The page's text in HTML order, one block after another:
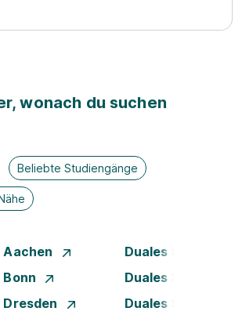
wonach du suchen
Beliebte Studiengänge
Aachen
Duales Studium
Duales Studium
Duales Studium